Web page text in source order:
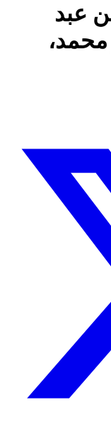
عبد
محمد،